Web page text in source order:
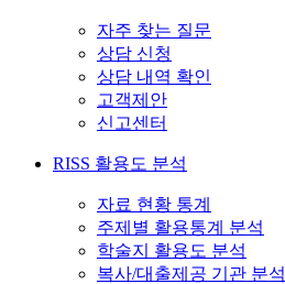
자주 찾는 질문
상담 신청
상담 내역 확인
고객제안
신고센터
RISS 활용도 분석
자료 현황 통계
주제별 활용통계 분석
학술지 활용도 분석
복사/대출제공 기관 분석